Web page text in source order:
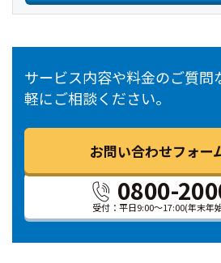
サービス内容や料金のご質問
軽にご相談ください。
0800-
受付：平日9:00～17:00(年末年
お問い合わせフォー